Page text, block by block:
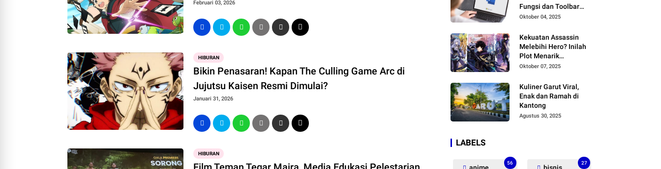
Februari 03, 2026
HIBURAN
Bikin Penasaran! Kapan The Culling Game Arc di
Jujutsu Kaisen Resmi Dimulai?
Januari 31, 2026
HIBURAN
Fungsi dan Toolbar
Penting
Oktober 04, 2025
Kekuatan Assassin
Melebihi Hero? Inilah
Plot Menarik
Ansatsusha de aru Ore
Penasaran!
Oktober 07, 2025
Kuliner Garut Viral,
Enak dan Ramah di
Kantong
Agustus 30, 2025
LABELS
56 27